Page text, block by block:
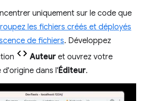
uniquement sur le code que
les fichiers créés et déployés
de fichiers. Développez
Auteur et ouvrez votre
dans l'Éditeur.